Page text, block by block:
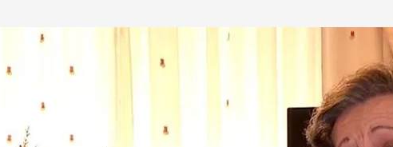
su vida Imagen: Alfredo Giménez / Jose Feliciano / J.Polo
contado realidades muy duras, de